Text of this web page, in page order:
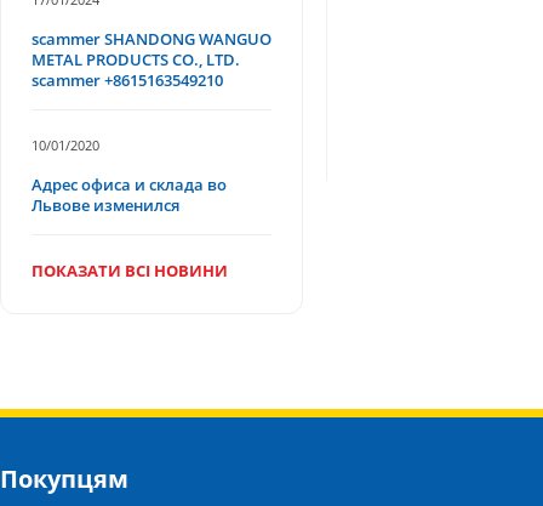
scammer SHANDONG WANGUO
METAL PRODUCTS CO., LTD.
scammer +8615163549210
10/01/2020
Адрес офиса и склада во
Львове изменился
ПОКАЗАТИ ВСІ НОВИНИ
Покупцям